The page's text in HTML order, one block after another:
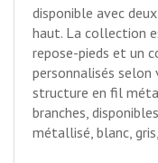
disponible avec
haut. La collection
repose-pieds et un
personnalisés selon
structure en fil
branches,
métallisé, blanc,